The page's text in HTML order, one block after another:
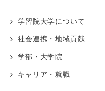
学習院大学について
社会連携・地域貢献
学部・大学院
キャリア・就職